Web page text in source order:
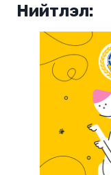
Нийтлэл: